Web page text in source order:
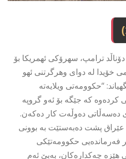
دۆناڵد ترامپ، سهرۆكى ئهمریكا بۆ
خۆیدا له دواى وهرگرتنى ئهو
“حکوومەتی ویلایەتە
کردەوە کە جێگە بۆ ئەو گروپە
دەسەڵاتی دەوڵەت کار دەکەن.
پشت دەبەستێت بە بوونی
فەرماندەیی حکوومەتێکی
هێزە چەکدارەکان، بەبێ ئەم